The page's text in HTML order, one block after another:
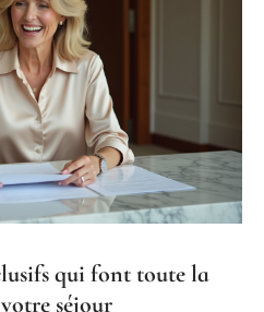
qui font toute la
séjour